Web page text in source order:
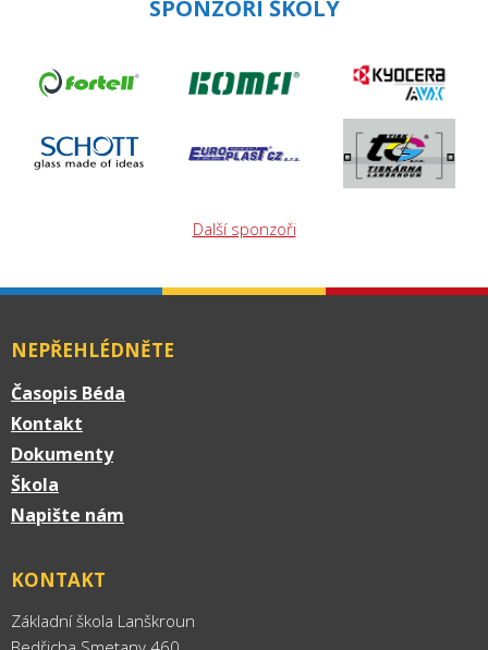
SPONZOŘI ŠKOLY
Další sponzoři
NEPŘEHLÉDNĚTE
Časopis Béda
Kontakt
Dokumenty
Škola
Napište nám
KONTAKT
Základní škola Lanškroun